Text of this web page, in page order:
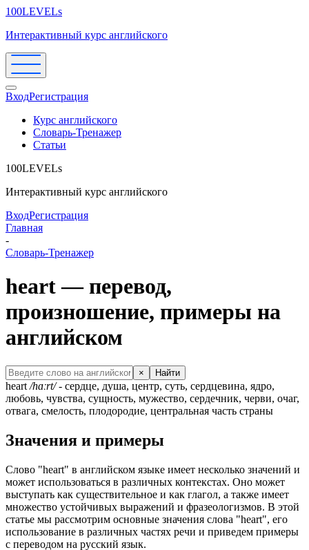
100LEVELs
Интерактивный курс английского
ВходРегистрация
Курс английского
Словарь-Тренажер
Статьи
100LEVELs
Интерактивный курс английского
ВходРегистрация
Главная
-
Словарь-Тренажер
heart — перевод,
произношение, примеры на
английском
× Найти
heart /hɑːrt/- сердце, душа, центр, суть, сердцевина, ядро,
любовь, чувства, сущность, мужество, сердечник, черви, очаг,
отвага, смелость, плодородие, центральная часть страны
Значения и примеры
Слово "heart" в английском языке имеет несколько значений и
может использоваться в различных контекстах. Оно может
выступать как существительное и как глагол, а также имеет
множество устойчивых выражений и фразеологизмов. В этой
статье мы рассмотрим основные значения слова "heart", его
использование в различных частях речи и приведем примеры
с переводом на русский язык.